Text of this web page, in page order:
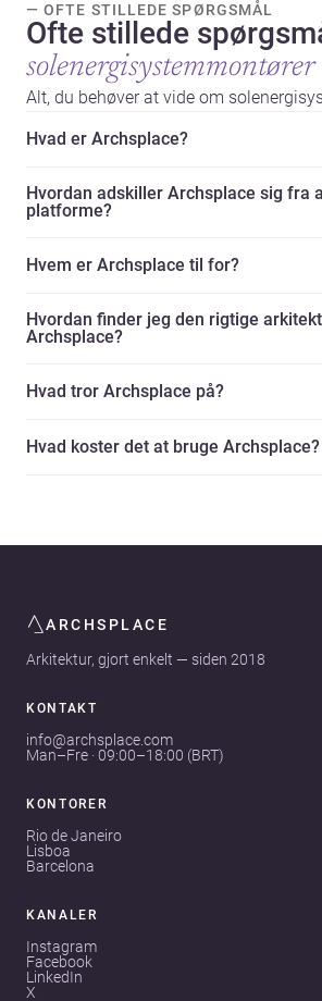
— OFTE STILLEDE SPØRGSMÅL
Ofte stillede
solenergisystemmontører
Alt, du behøver at vide om
Hvad er Archsplace?
Hvordan adskiller Archsplace sig fra
platforme?
Hvem er Archsplace til for?
Hvordan finder jeg den rigtige
Archsplace?
Hvad tror Archsplace på?
Hvad koster det at bruge Archsplace?
ARCHSPLACE
Arkitektur, gjort enkelt — siden 2018
KONTAKT
info@archsplace.com
Man–Fre · 09:00–18:00 (BRT)
KONTORER
Rio de Janeiro
Lisboa
Barcelona
KANALER
Instagram
Facebook
LinkedIn
X